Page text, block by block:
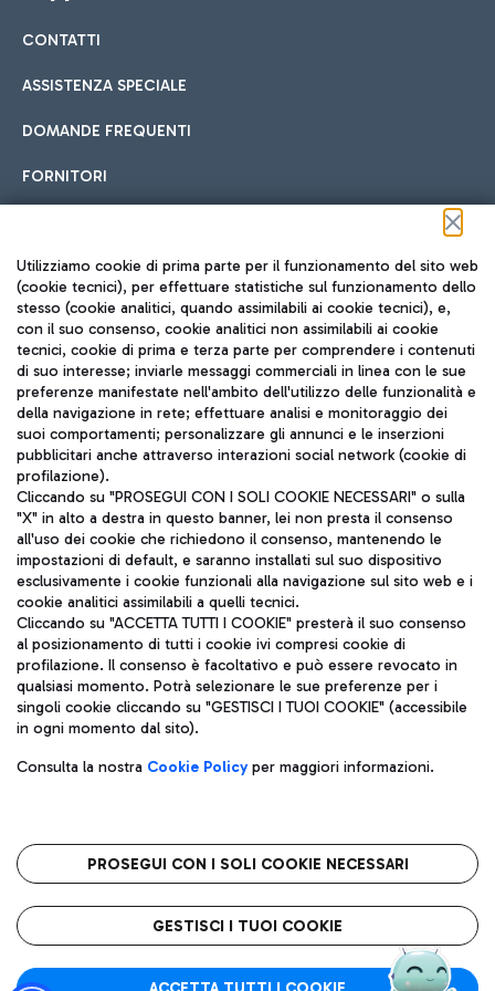
Cucina Internazionale
Fast Food
Pizza
Gelateria
Wine Bar & Sparkling
Hotel in aeroporto
Scegli l'alloggio più adatto e approfitta della vicinanza
all'aeroporto.
Car sharing
Con il Car Sharing è ancora più facile spostarsi
Treno
Raggiungi velocemente l'aeroporto di Fiumicino da Roma
tramite i servizi ferroviari Trenitalia.
Autobus
Scopri le linee di autobus per raggiungere l'aeroporto
Leonardo Da Vinci.
Raggiungi l’aeroporto senza pensieri con il servizio di taxi a
Ristoranti
Scopri la nostra offerta per una pausa gustosa in aeroporto
Mappa Aeroporto Fiumicino
CONTATTI
ASSISTENZA SPECIALE
DOMANDE FREQUENTI
FORNITORI
Seguici sui social
TRAVEL JOURNAL
ITA
Aeroporti di Roma S.p.A. - Società soggetta a direzione e
coordinamento di Mundys S.p.A.
Codice fiscale e Registro delle Imprese di Roma 13032990155 P.
IVA 06572251004
Capitale sociale 62.224.743,00 int. vers.
Sede legale: Via Pier Paolo Racchetti 1 - 00054 Fiumicino (RM)
telefono +39 06 65951
Privacy policy
Note legali
Roma FCO
L'aeroporto stellato
Utilizziamo cookie di prima parte per il funzionamento del sito web
(cookie tecnici), per effettuare statistiche sul funzionamento dello
stesso (cookie analitici, quando assimilabili ai cookie tecnici), e,
con il suo consenso, cookie analitici non assimilabili ai cookie
tecnici, cookie di prima e terza parte per comprendere i contenuti
di suo interesse; inviarle messaggi commerciali in linea con le sue
preferenze manifestate nell'ambito dell'utilizzo delle funzionalità e
della navigazione in rete; effettuare analisi e monitoraggio dei
suoi comportamenti; personalizzare gli annunci e le inserzioni
pubblicitari anche attraverso interazioni social network (cookie di
profilazione).
Cliccando su "PROSEGUI CON I SOLI COOKIE NECESSARI" o sulla
"X" in alto a destra in questo banner, lei non presta il consenso
all'uso dei cookie che richiedono il consenso, mantenendo le
impostazioni di default, e saranno installati sul suo dispositivo
esclusivamente i cookie funzionali alla navigazione sul sito web e i
cookie analitici assimilabili a quelli tecnici.
Cliccando su "ACCETTA TUTTI I COOKIE" presterà il suo consenso
al posizionamento di tutti i cookie ivi compresi cookie di
profilazione. Il consenso è facoltativo e può essere revocato in
qualsiasi momento. Potrà selezionare le sue preferenze per i
singoli cookie cliccando su "GESTISCI I TUOI COOKIE" (accessibile
in ogni momento dal sito).
Consulta la nostra Cookie Policyper maggiori informazioni.
PROSEGUI CON I SOLI COOKIE NECESSARI
GESTISCI I TUOI COOKIE